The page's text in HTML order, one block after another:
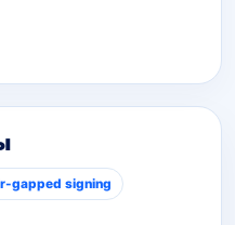
gapped signing